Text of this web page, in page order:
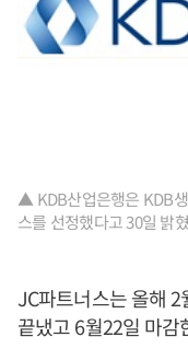
▲ KDB산업은행은 KDB
스를 선정했다고 30일 밝
JC파트너스는 올해
끝냈고 6월22일 마